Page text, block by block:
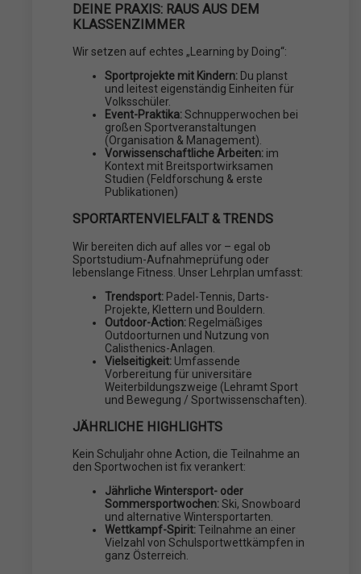
DEINE PRAXIS: RAUS AUS DEM
KLASSENZIMMER
Wir setzen auf echtes „Learning by Doing“:
Sportprojekte mit Kindern: Du planst
und leitest eigenständig Einheiten für
Volksschüler.
Event-Praktika:Schnupperwochen bei
großen Sportveranstaltungen
(Organisation & Management).
Vorwissenschaftliche Arbeiten: im
Kontext mit Breitsportwirksamen
Studien (Feldforschung & erste
Publikationen)
SPORTARTENVIELFALT & TRENDS
Wir bereiten dich auf alles vor – egal ob
Sportstudium-Aufnahmeprüfung oder
lebenslange Fitness. Unser Lehrplan umfasst:
Trendsport: Padel-Tennis, Darts-
Projekte, Klettern und Bouldern.
Outdoor-Action: Regelmäßiges
Outdoorturnen und Nutzung von
Calisthenics-Anlagen.
Vielseitigkeit: Umfassende
Vorbereitung für universitäre
Weiterbildungszweige (Lehramt Sport
und Bewegung / Sportwissenschaften).
JÄHRLICHE HIGHLIGHTS
Kein Schuljahr ohne Action, die Teilnahme an
den Sportwochen ist fix verankert:
Jährliche Wintersport- oder
Sommersportwochen:Ski, Snowboard
und alternative Wintersportarten.
Wettkampf-Spirit:Teilnahme an einer
Vielzahl von Schulsportwettkämpfen in
ganz Österreich.